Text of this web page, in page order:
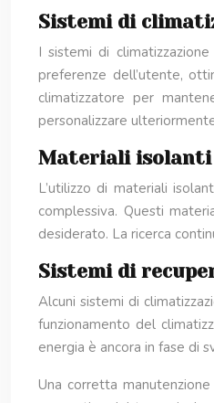
Sistemi di
I sistemi di
preferenze dell’utente,
climatizzatore per
personalizzare
Materiali isolanti
L’utilizzo di materiali
complessiva. Questi
desiderato. La ricerca
Sistemi di
Alcuni sistemi di
funzionamento del
energia è ancora in fase di
Una corretta